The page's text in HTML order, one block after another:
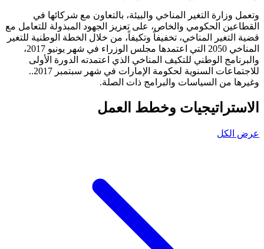
وتعمل وزارة التغير المناخي والبيئة، بالتعاون مع شركائها في
القطاعين الحكومي والخاص، على تعزيز الجهود المبذولة للتعامل مع
قضية التغير المناخي، تخفيفاً وتكيفاً، من خلال الخطة الوطنية للتغير
المناخي 2050 التي اعتمدها مجلس الوزراء في شهر يونيو 2017،
والبرنامج الوطني للتكيف المناخي الذي اعتمدته الدورة الأولى
للاجتماعات السنوية لحكومة الإمارات في شهر سبتمبر 2017..
وغيرها من السياسات والبرامج ذات الصلة.
الاستراتيجيات وخطط العمل
عرض الكل